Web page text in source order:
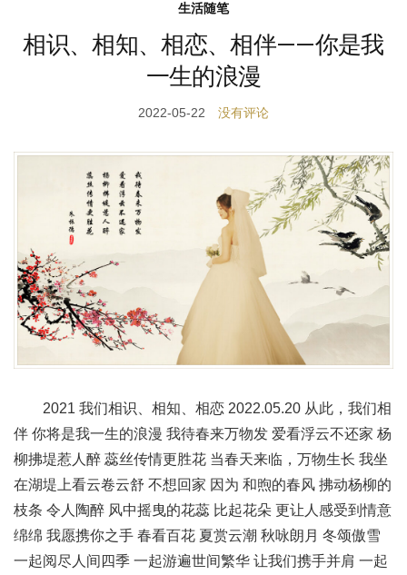
生活随笔
相识、相知、相恋、相伴——你是我
一生的浪漫
2022-05-22 没有评论
2021 我们相识、相知、相恋 2022.05.20 从此，我们相
伴 你将是我一生的浪漫 我待春来万物发 爱看浮云不还家 杨
柳拂堤惹人醉 蕊丝传情更胜花 当春天来临，万物生长 我坐
在湖堤上看云卷云舒 不想回家 因为 和煦的春风 拂动杨柳的
枝条 令人陶醉 风中摇曳的花蕊 比起花朵 更让人感受到情意
绵绵 我愿携你之手 春看百花 夏赏云潮 秋咏朗月 冬颂傲雪
一起阅尽人间四季 一起游遍世间繁华 让我们携手并肩 一起